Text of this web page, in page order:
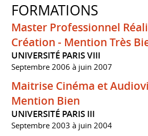
FORMATIONS
Master Professionnel
Création - Mention Très
UNIVERSITÉ PARIS VIII
Septembre 2006 à juin 2007
Maitrise Cinéma et
Mention Bien
UNIVERSITÉ PARIS III
Septembre 2003 à juin 2004